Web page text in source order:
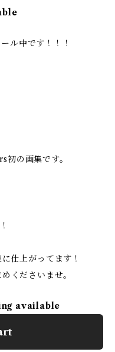
ル中です！！！
の画集です。
仕上がってます！
くださいませ。
available